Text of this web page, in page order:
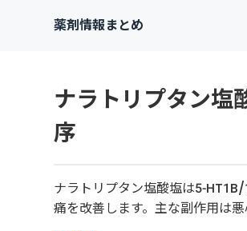
薬剤情報まとめ
ナラトリプタン塩
序
ナラトリプタン塩酸塩は5-
痛を改善します。主な副作用は